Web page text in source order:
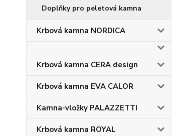
Doplňky pro peletová kamna
Krbová kamna NORDICA
Krbová kamna CERA design
Krbová kamna EVA CALOR
Kamna-vložky PALAZZETTI
Krbová kamna ROYAL